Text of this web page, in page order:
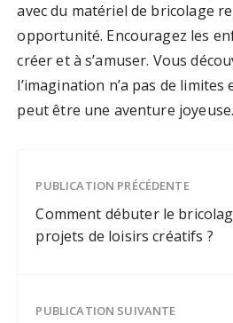
avec du matériel de bricolage
opportunité. Encouragez les
créer et à s’amuser. Vous
l’imagination n’a pas de
peut être une aventure joyeuse.
PUBLICATION PRÉCÉDENTE
Comment débuter le
projets de loisirs créatifs ?
PUBLICATION SUIVANTE